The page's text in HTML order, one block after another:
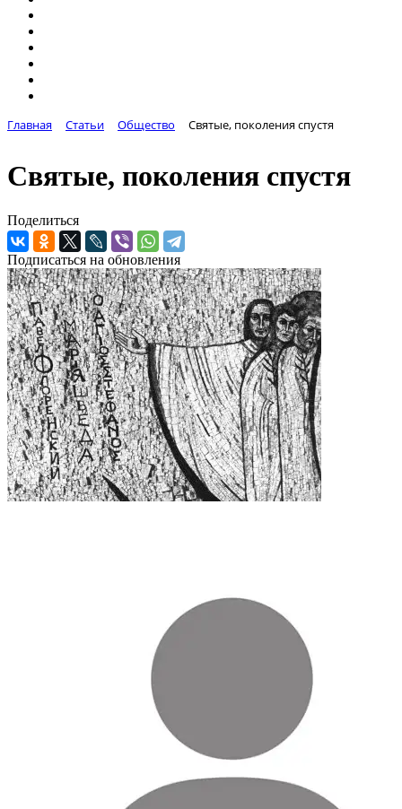
Главная Статьи Общество Святые, поколения спустя
Святые, поколения спустя
Поделиться
Подписаться на обновления